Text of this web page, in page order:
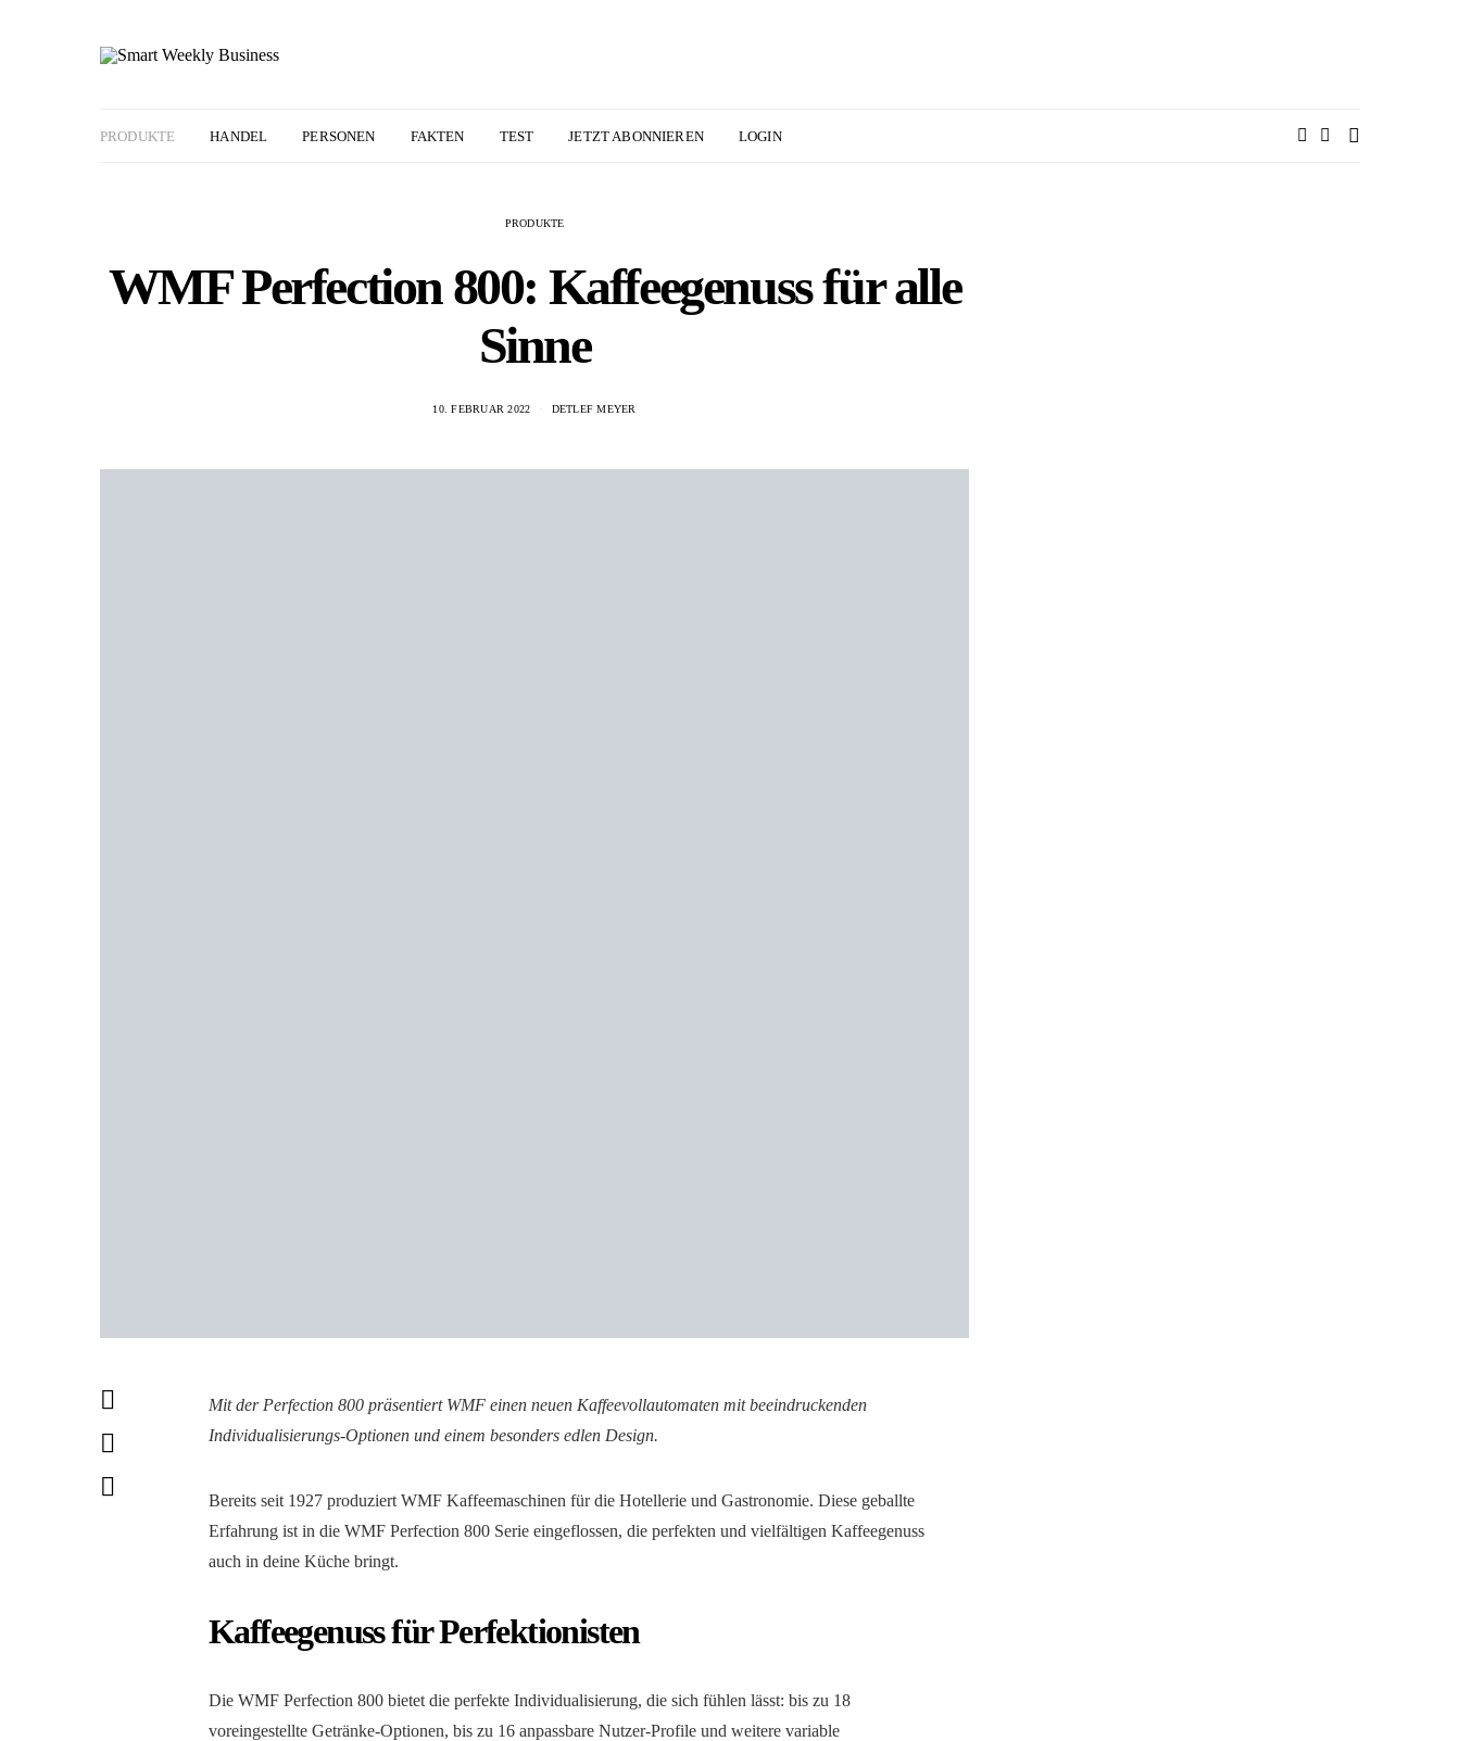
PRODUKTE HANDEL PERSONEN FAKTEN TEST JETZT ABONNIEREN LOGIN
PRODUKTE
WMF Perfection 800: Kaffeegenuss für alle
Sinne
10. FEBRUAR 2022 DETLEF MEYER
Mit der Perfection 800 präsentiert WMF einen neuen Kaffeevollautomaten mit beeindruckenden
Individualisierungs-Optionen und einem besonders edlen Design.
Bereits seit 1927 produziert WMF Kaffeemaschinen für die Hotellerie und Gastronomie. Diese geballte
Erfahrung ist in die WMF Perfection 800 Serie eingeflossen, die perfekten und vielfältigen Kaffeegenuss
auch in deine Küche bringt.
Kaffeegenuss für Perfektionisten
Die WMF Perfection 800 bietet die perfekte Individualisierung, die sich fühlen lässt: bis zu 18
voreingestellte Getränke-Optionen, bis zu 16 anpassbare Nutzer-Profile und weitere variable